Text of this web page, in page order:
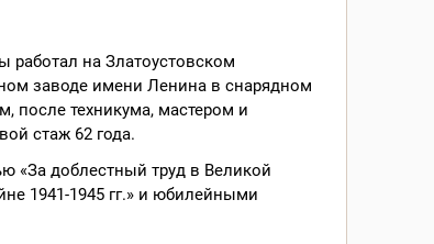
работал на Златоустовском
заводе имени Ленина в снарядном
после техникума, мастером и
стаж 62 года.
«За доблестный труд в Великой
1941-1945 гг.» и юбилейными